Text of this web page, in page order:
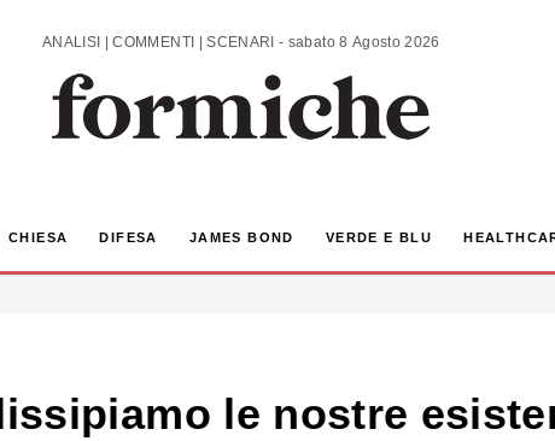
ANALISI | COMMENTI | SCENARI - sabato 8 Agosto 2026
CHIESA DIFESA JAMES BOND VERDE E BLU
le nostre